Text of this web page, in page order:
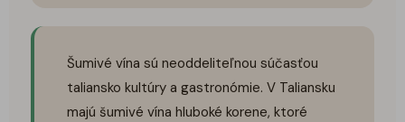
Šumivé vína sú neoddeliteľnou súčasťou
taliansko kultúry a gastronómie. V Taliansku
majú šumivé vína hluboké korene, ktoré